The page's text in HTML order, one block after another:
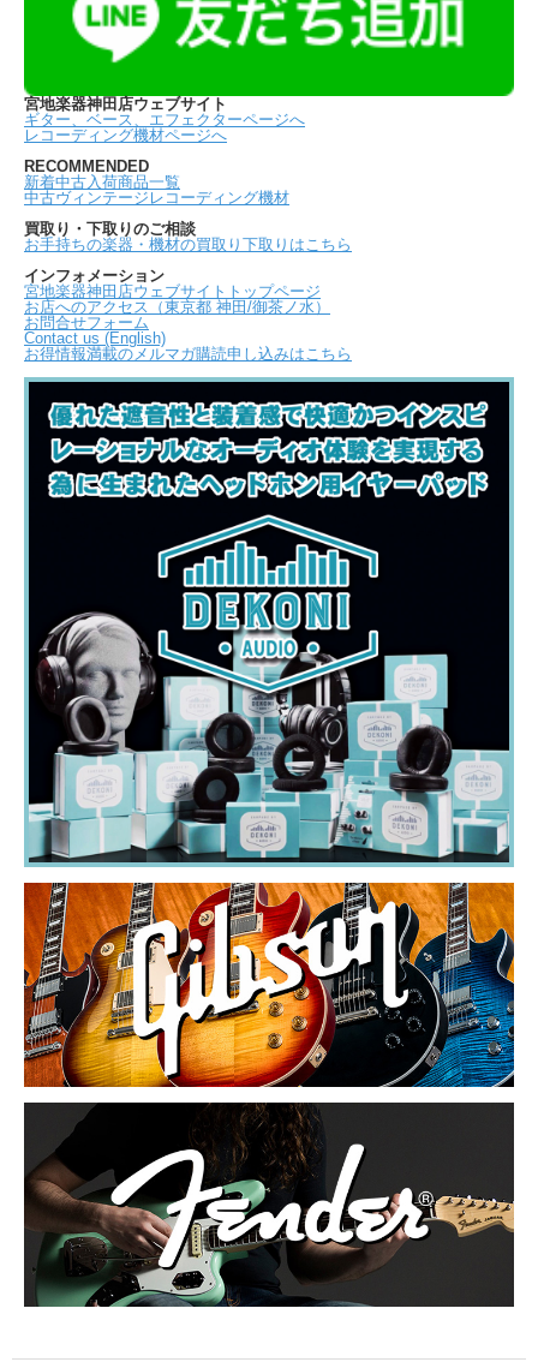
宮地楽器神田店ウェブサイト
ギター、ベース、エフェクターページへ
レコーディング機材ページへ
RECOMMENDED
新着中古入荷商品一覧
中古ヴィンテージレコーディング機材
買取り・下取りのご相談
お手持ちの楽器・機材の買取り下取りはこちら
インフォメーション
宮地楽器神田店ウェブサイトトップページ
お店へのアクセス（東京都 神田/御茶ノ水）
お問合せフォーム
Contact us (English)
お得情報満載のメルマガ購読申し込みはこちら